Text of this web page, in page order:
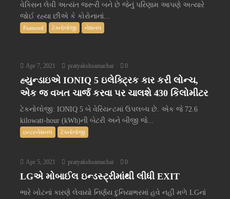
વેક્સિન લેવી અત્યંત જરૂરી બને છે જેનું પરિણામ આપણે અત્યારે
જોઈ રહ્યા છીએ કે કોરોનાનાં...
Featured ટેક્નોલોજી નેશનલ
Apr 7, 2021 pratyakshsamachar 0
હ્યુન્ડાઇએ IONIQ 5 ઇલેક્ટ્રિક કાર કરી લોન્ચ,
એક જ વખત ચાર્જ કરવા પર ચાલશે 430 કિલોમીટર
ટેકનોલોજી: IONIQ 5 બે વેરિયન્ટમાં ઉપલબ્ધ છે. એક જે 72.6
kilowatt-hour (kWh)ની બેટરી અને બીજી જે...
ઇન્ટરનેશનલ ટેક્નોલોજી
Apr 5, 2021 pratyakshsamachar 0
LGએ મોબાઈલ ઇન્ડસ્ટ્રીમાંથી લીધી EXIT
ભારે ખોટનાં કારણે લેવાયો નિર્ણય દુનિયાભરમાં હવે નહીં મળે LGનાં